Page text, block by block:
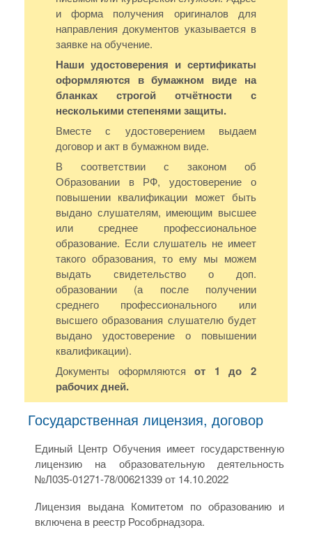
и форма получения оригиналов для
направления документов указывается в
заявке на обучение.
Наши удостоверения и сертификаты
оформляются в бумажном виде на
бланках строгой отчётности с
несколькими степенями защиты.
Вместе с удостоверением выдаем
договор и акт в бумажном виде.
В соответствии с законом об
Образовании в РФ, удостоверение о
повышении квалификации может быть
выдано слушателям, имеющим высшее
или среднее профессиональное
образование. Если слушатель не имеет
такого образования, то ему мы можем
выдать свидетельство о доп.
образовании (а после получении
среднего профессионального или
высшего образования слушателю будет
выдано удостоверение о повышении
квалификации).
Документы оформляютсяот 1 до 2
рабочих дней.
Государственная лицензия, договор
Единый Центр Обучения имеет государственную
лицензию на образовательную деятельность
№Л035-01271-78/00621339 от 14.10.2022
Лицензия выдана Комитетом по образованию и
включена в реестр Рособрнадзора.